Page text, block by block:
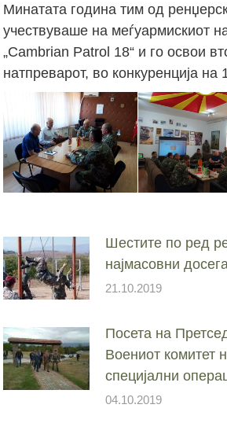
Минатата година тим од
учествуваше на меѓуармискиот
„Cambrian Patrol 18“ и го освои
натпреварот, во конкуренција на
Шестите по ред
најмасовни досега
21.10.2019
Посета на
Воениот комитет
специјални
04.10.2019